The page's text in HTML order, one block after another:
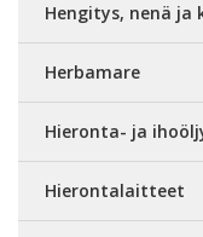
Hengitys, nenä ja
Herbamare
Hieronta- ja
Hierontalaitteet